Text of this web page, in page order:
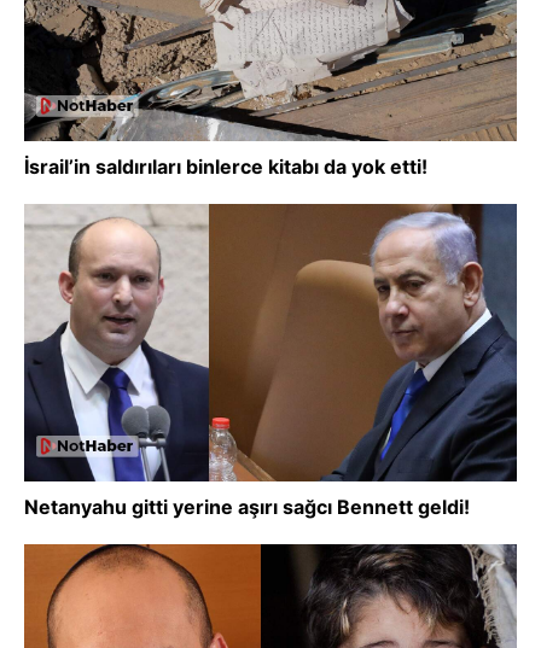
İsrail’in saldırıları binlerce kitabı da yok etti!
Netanyahu gitti yerine aşırı sağcı Bennett geldi!